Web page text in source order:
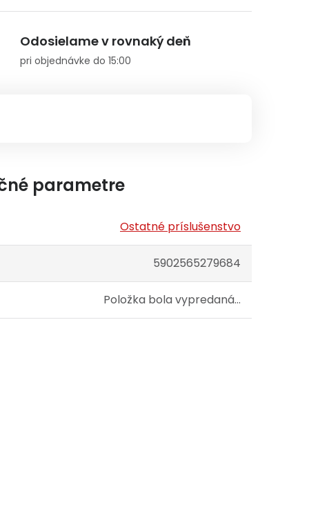
Odosielame v rovnaký deň
pri objednávke do 15:00
parametre
Ostatné príslušenstvo
5902565279684
Položka bola vypredaná…